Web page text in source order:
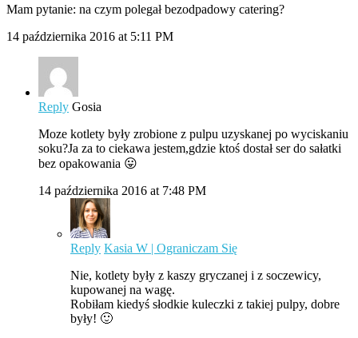
Mam pytanie: na czym polegał bezodpadowy catering?
14 października 2016 at 5:11 PM
Reply Gosia
Moze kotlety były zrobione z pulpu uzyskanej po wyciskaniu
soku?Ja za to ciekawa jestem,gdzie ktoś dostał ser do sałatki
bez opakowania 😛
14 października 2016 at 7:48 PM
Reply Kasia W | Ograniczam Się
Nie, kotlety były z kaszy gryczanej i z soczewicy,
kupowanej na wagę.
Robiłam kiedyś słodkie kuleczki z takiej pulpy, dobre
były! 🙂